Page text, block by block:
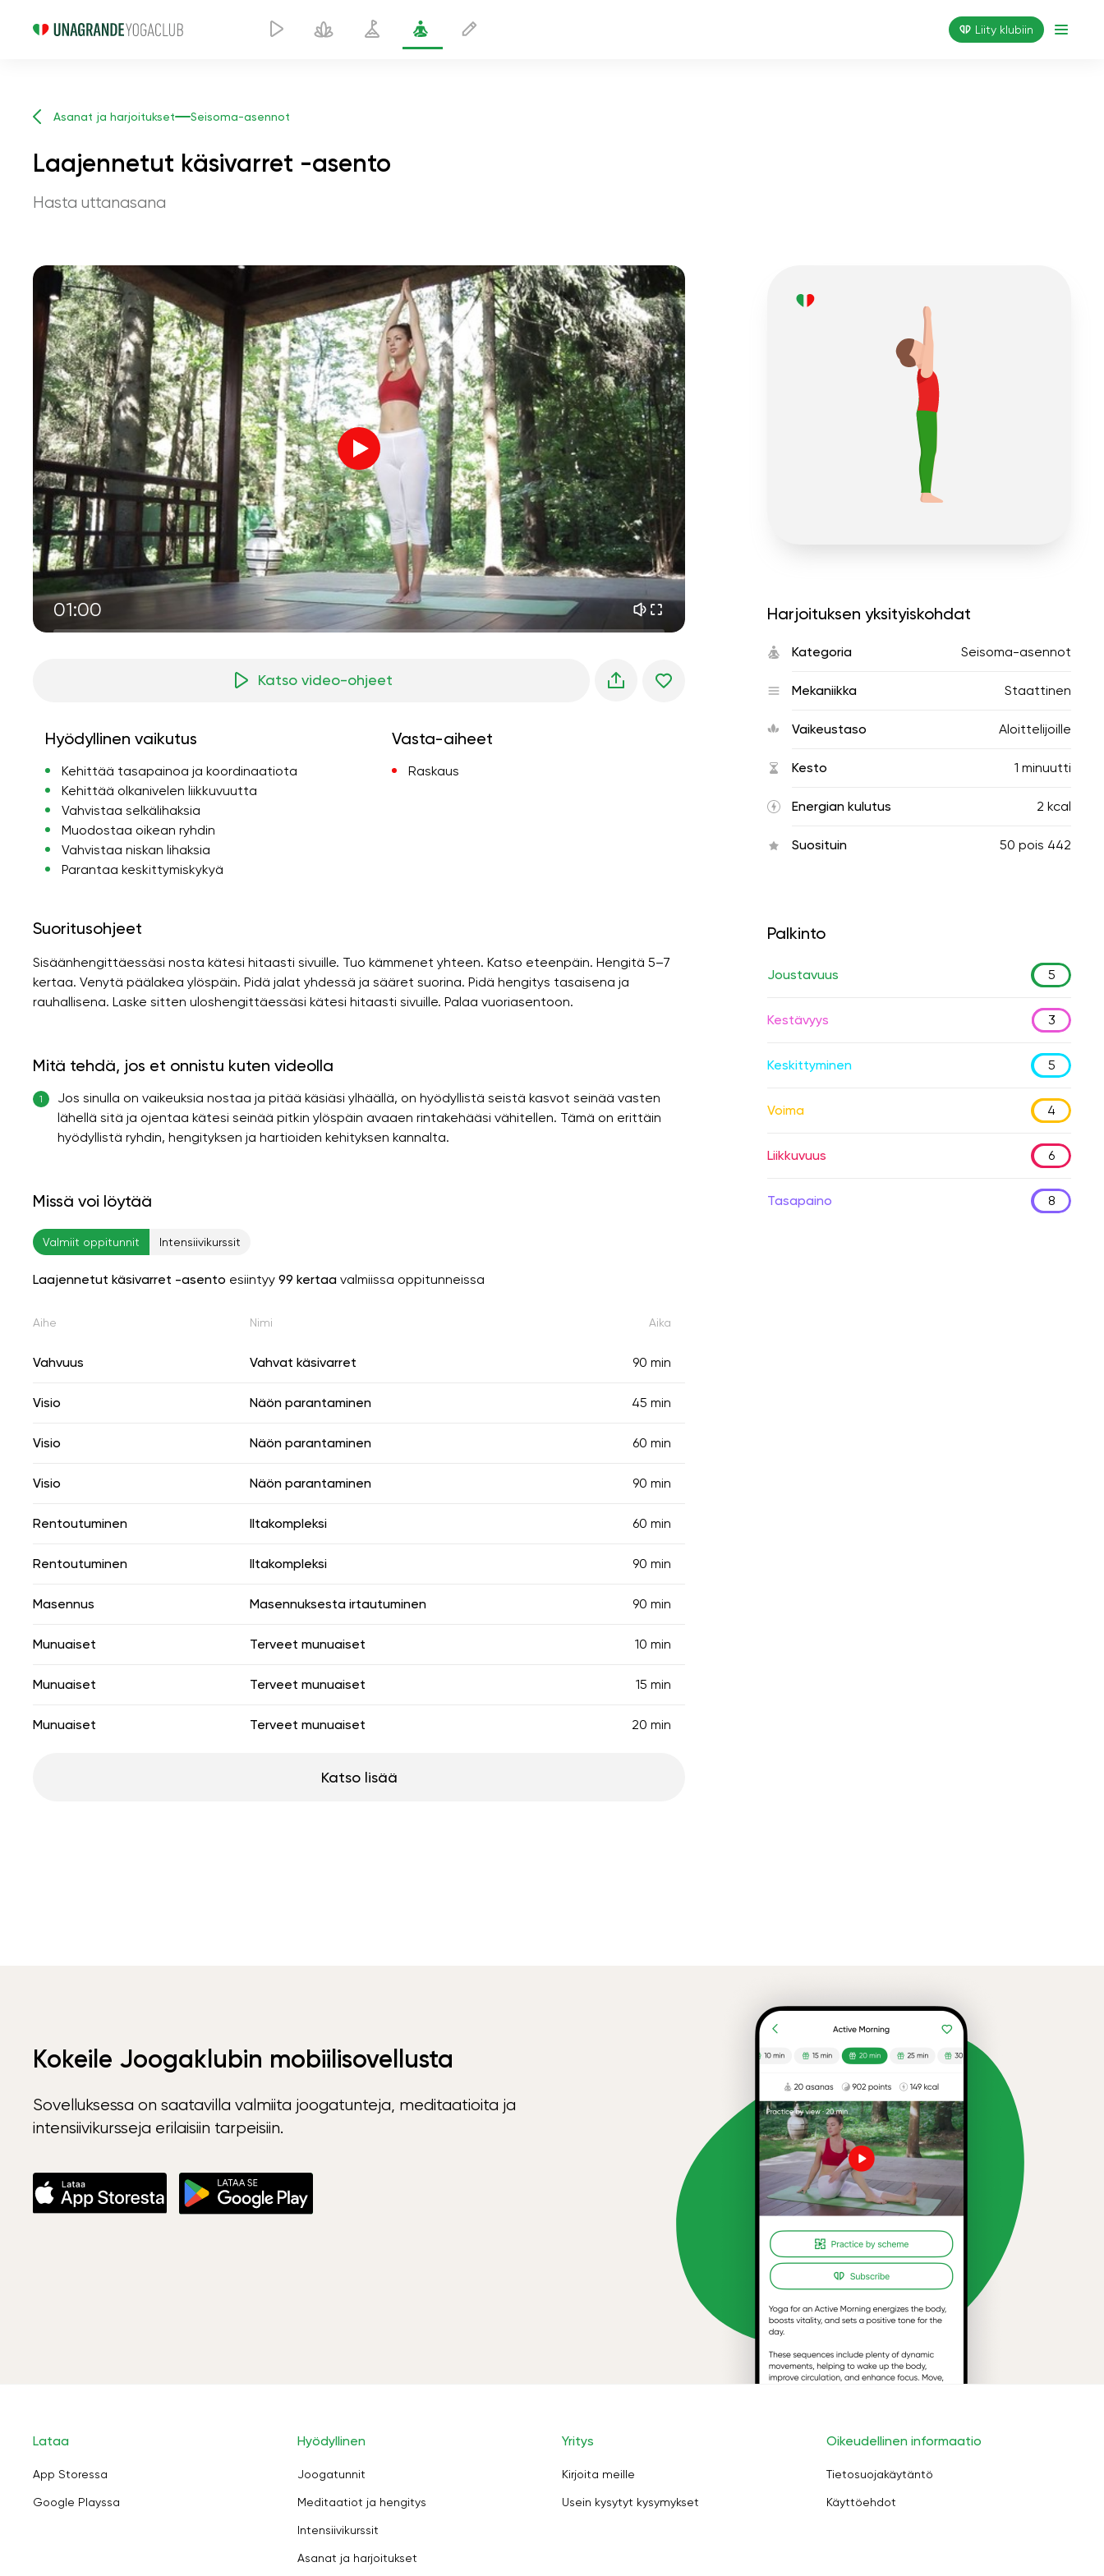
Liity klubiin
Asanat ja harjoitukset Seisoma-asennot
Laajennetut käsivarret -asento
Hasta uttanasana
01:00
Ohjaajan ääni
sielun lento 01:44
sisäinen rauha 01:27
aamun unelmat 01:34
metsän viileys 05:00
kesäsade 02:00
vuoren hiljaisuus 02:00
merituuli 02:00
tuulen ääni 02:00
kevätmetsä 02:00
Katso video-ohjeet
Hyödyllinen vaikutus
Kehittää tasapainoa ja koordinaatiota
Kehittää olkanivelen liikkuvuutta
Vahvistaa selkälihaksia
Muodostaa oikean ryhdin
Vahvistaa niskan lihaksia
Parantaa keskittymiskykyä
Vasta-aiheet
Raskaus
Suoritusohjeet
Sisäänhengittäessäsi nosta kätesi hitaasti sivuille. Tuo kämmenet yhteen. Katso eteenpäin. Hengitä 5–7
kertaa. Venytä päälakea ylöspäin. Pidä jalat yhdessä ja sääret suorina. Pidä hengitys tasaisena ja
rauhallisena. Laske sitten uloshengittäessäsi kätesi hitaasti sivuille. Palaa vuoriasentoon.
Mitä tehdä, jos et onnistu kuten videolla
1
Jos sinulla on vaikeuksia nostaa ja pitää käsiäsi ylhäällä, on hyödyllistä seistä kasvot seinää vasten
lähellä sitä ja ojentaa kätesi seinää pitkin ylöspäin avaaen rintakehääsi vähitellen. Tämä on erittäin
hyödyllistä ryhdin, hengityksen ja hartioiden kehityksen kannalta.
Missä voi löytää
Valmiit oppitunnit Intensiivikurssit
Laajennetut käsivarret -asento esiintyy 99 kertaa valmiissa oppitunneissa
Aihe Nimi Aika
Vahvuus Vahvat käsivarret 90 min
Visio Näön parantaminen 45 min
Visio Näön parantaminen 60 min
Visio Näön parantaminen 90 min
Rentoutuminen Iltakompleksi 60 min
Rentoutuminen Iltakompleksi 90 min
Masennus Masennuksesta irtautuminen 90 min
Munuaiset Terveet munuaiset 10 min
Munuaiset Terveet munuaiset 15 min
Munuaiset Terveet munuaiset 20 min
Katso lisää
Harjoituksen yksityiskohdat
Kategoria Seisoma-asennot
Mekaniikka Staattinen
Vaikeustaso Aloittelijoille
Kesto 1 minuutti
Energian kulutus 2 kcal
Suosituin 50 pois 442
Palkinto
Joustavuus 5
Kestävyys 3
Keskittyminen 5
Voima 4
Liikkuvuus 6
Tasapaino 8
Kokeile Joogaklubin mobiilisovellusta
Sovelluksessa on saatavilla valmiita joogatunteja, meditaatioita ja
intensiivikursseja erilaisiin tarpeisiin.
Lataa
App Storessa
Google Playssa
Hyödyllinen
Joogatunnit
Meditaatiot ja hengitys
Intensiivikurssit
Asanat ja harjoitukset
Yritys
Kirjoita meille
Usein kysytyt kysymykset
Oikeudellinen informaatio
Tietosuojakäytäntö
Käyttöehdot